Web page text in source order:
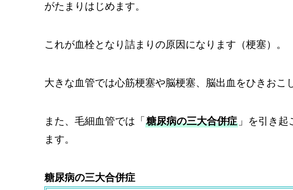
がたまりはじめます。
これが血栓となり詰まりの原因になります（梗塞）。
大きな血管では心筋梗塞や脳梗塞、脳出血をひきおこ
また、毛細血管では「糖尿病の三大合併症 」を引き
ます。
糖尿病の三大合併症